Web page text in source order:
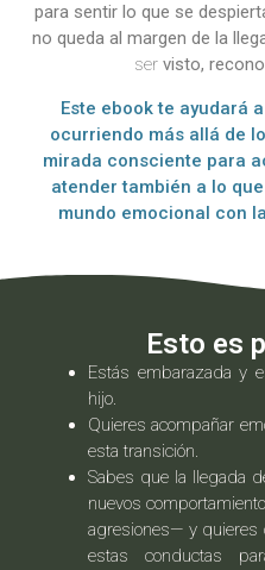
para sentir lo que se
no queda al margen de la
ser visto,
Este ebook te ayudará
ocurriendo más allá de
mirada consciente para
atender también a lo
mundo emocional con
Esto es
Estás embarazada y
hijo.
Quieres acompañar
esta transición.
Sabes que la llegada
nuevos
agresiones— y quieres
estas conductas